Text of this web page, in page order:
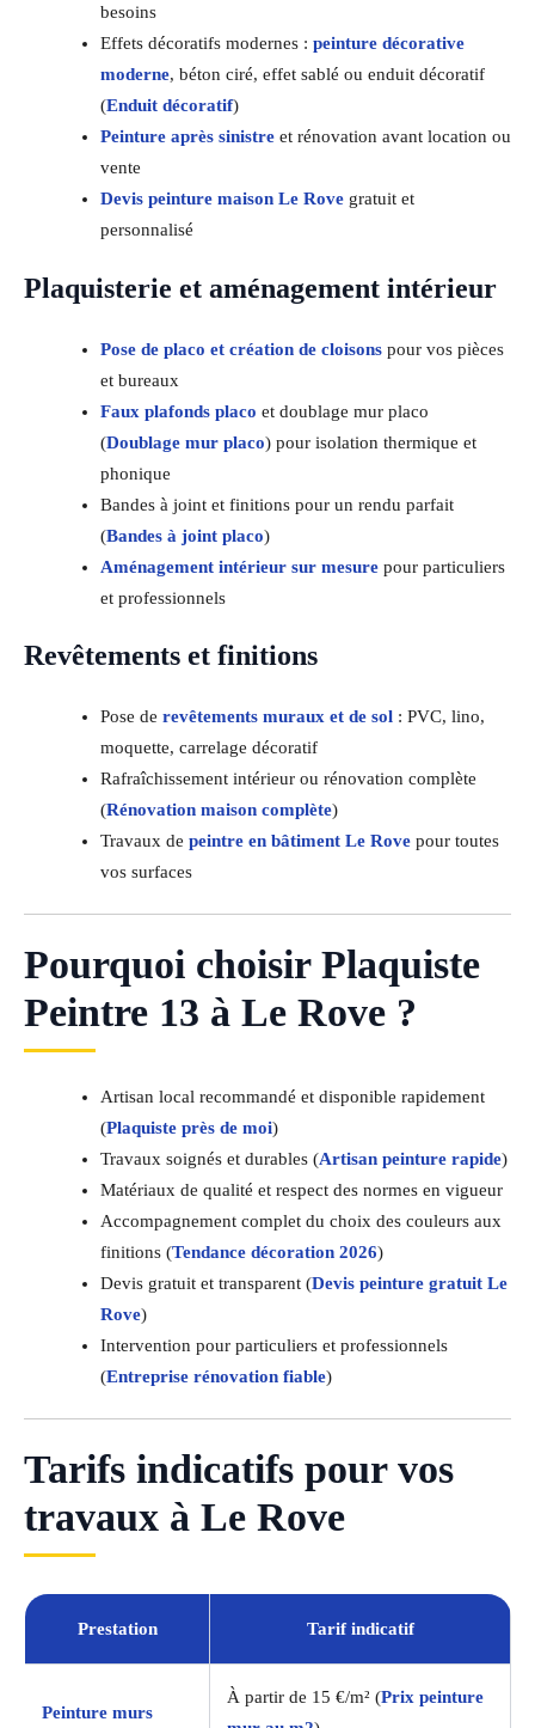
besoins
Effets décoratifs modernes : peinture décorative
moderne, béton ciré, effet sablé ou enduit décoratif
(Enduit décoratif)
Peinture après sinistreet rénovation avant location ou
vente
Devis peinture maison Le Rovegratuit et
personnalisé
Plaquisterie et aménagement intérieur
Pose de placo et création de cloisonspour vos pièces
et bureaux
Faux plafonds placo et doublage mur placo
(Doublage mur placo) pour isolation thermique et
phonique
Bandes à joint et finitions pour un rendu parfait
(Bandes à joint placo)
Aménagement intérieur sur mesurepour particuliers
et professionnels
Revêtements et finitions
Pose de revêtements muraux et de sol: PVC, lino,
moquette, carrelage décoratif
Rafraîchissement intérieur ou rénovation complète
(Rénovation maison complète)
Travaux de peintre en bâtiment Le Rovepour toutes
vos surfaces
Pourquoi choisir Plaquiste
Peintre 13 à Le Rove ?
Artisan local recommandé et disponible rapidement
(Plaquiste près de moi)
Travaux soignés et durables (Artisan peinture rapide)
Matériaux de qualité et respect des normes en vigueur
Accompagnement complet du choix des couleurs aux
finitions (Tendance décoration 2026)
Devis gratuit et transparent (Devis peinture gratuit Le
Rove)
Intervention pour particuliers et professionnels
(Entreprise rénovation fiable)
Tarifs indicatifs pour vos
travaux à Le Rove
Prestation Tarif indicatif
Peinture murs
À partir de 15 €/m² (Prix peinture